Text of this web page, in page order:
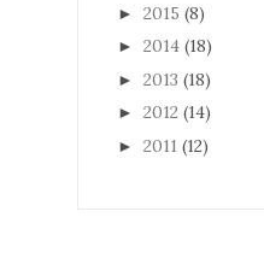
► 2015 (8)
► 2014 (18)
► 2013 (18)
► 2012 (14)
► 2011 (12)